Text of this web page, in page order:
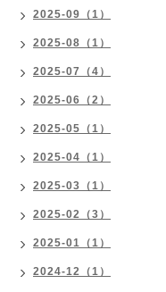
2025-09（1）
2025-08（1）
2025-07（4）
2025-06（2）
2025-05（1）
2025-04（1）
2025-03（1）
2025-02（3）
2025-01（1）
2024-12（1）